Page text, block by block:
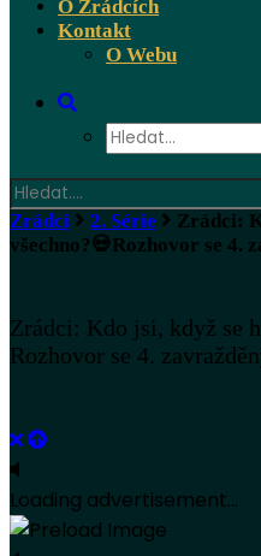
O Zrádcích
Kontakt
O Webu
Zrádci 2. Série
Zrádci:
všechno?💀Rozhovor se 4.
Zrádci: Kdo jsi, když se
Rozhovor se 4.
Loading advertisement...